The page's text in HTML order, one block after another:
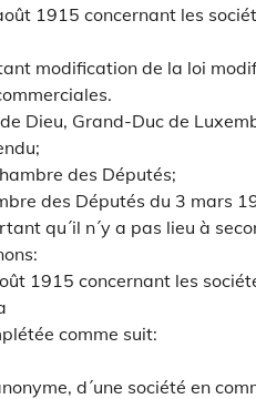
1915 concernant les
modification de la loi
Dieu, Grand-Duc de
des Députés;
des Députés du 3 mars
qu´il n´y a pas lieu à
1915 concernant les
comme suit:
d´une société en